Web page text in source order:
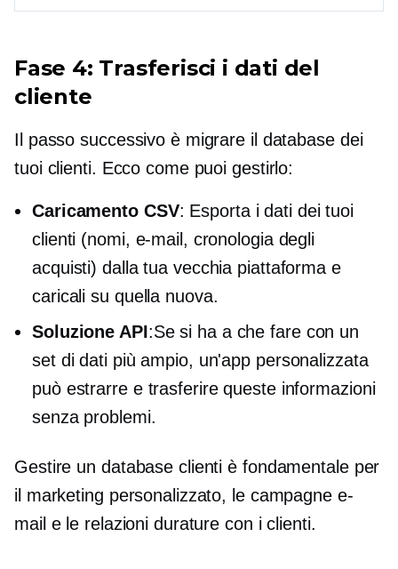
Fase 4: Trasferisci i dati del
cliente
Il passo successivo è migrare il database dei
tuoi clienti. Ecco come puoi gestirlo:
Caricamento CSV: Esporta i dati dei tuoi
clienti (nomi, e-mail, cronologia degli
acquisti) dalla tua vecchia piattaforma e
caricali su quella nuova.
Soluzione API:Se si ha a che fare con un
set di dati più ampio, un'app personalizzata
può estrarre e trasferire queste informazioni
senza problemi.
Gestire un database clienti è fondamentale per
il marketing personalizzato, le campagne e-
mail e le relazioni durature con i clienti.